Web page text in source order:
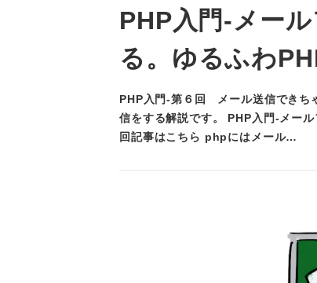
PHP入門-メー
る。ゆるふわ
PHP入門-第６回 メール送信できち
信をする解説です。 PHP入門-メー
回記事はこちら phpにはメール…